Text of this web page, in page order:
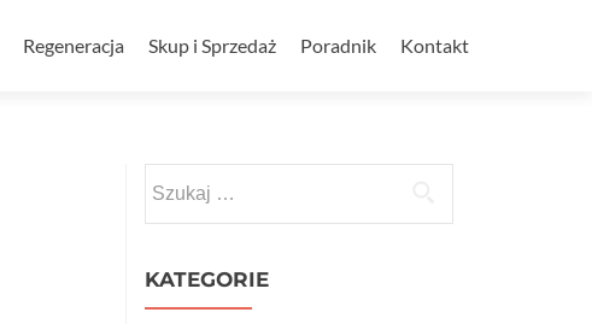
Regeneracja Skup i Sprzedaż Poradnik Kontakt
KATEGORIE